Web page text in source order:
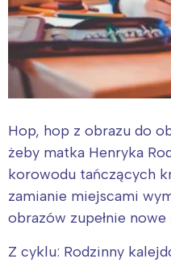
Hop, hop z obrazu do
żeby matka Henryka
korowodu tańczących
zamianie miejscami
obrazów zupełnie nowe
Z cyklu: Rodzinny